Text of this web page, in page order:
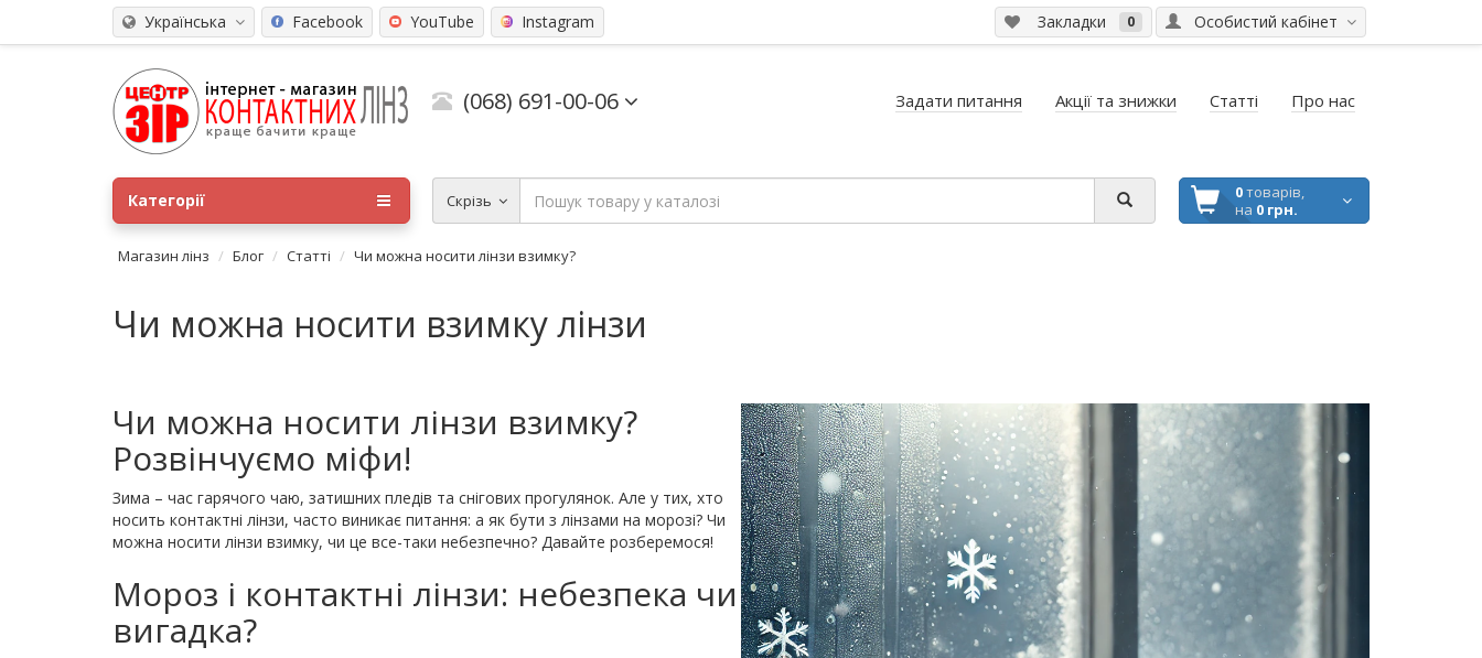
Українська Особистий кабінет
Закладки 0
Facebook YouTube Instagram
(068) 691-00-06 Задати питання Акції та знижки Статті Про нас
Скрізь 0товарів,
на 0 грн.
Категорії
Магазин лінз Блог Статті Чи можна носити лінзи взимку?
Чи можна носити взимку лінзи
Чи можна носити лінзи взимку?
Розвінчуємо міфи!
Зима – час гарячого чаю, затишних пледів та снігових прогулянок. Але у тих, хто
носить контактні лінзи, часто виникає питання: а як бути з лінзами на морозі? Чи
можна носити лінзи взимку, чи це все-таки небезпечно? Давайте розберемося!
Мороз і контактні лінзи: небезпека чи
вигадка?